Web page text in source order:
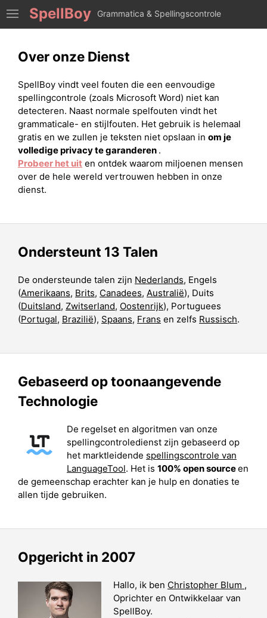
SpellBoy Grammatica & Spellingscontrole
Over onze Dienst
SpellBoy vindt veel fouten die een eenvoudige
spellingcontrole (zoals Microsoft Word) niet kan
detecteren. Naast normale spelfouten vindt het
grammaticale- en stijlfouten. Het gebruik is helemaal
gratis en we zullen je teksten niet opslaan in om je
volledige privacy te garanderen .
Probeer het uit en ontdek waarom miljoenen mensen
over de hele wereld vertrouwen hebben in onze
dienst.
Ondersteunt 13 Talen
De ondersteunde talen zijn Nederlands, Engels
(Amerikaans, Brits, Canadees, Australië), Duits
(Duitsland, Zwitserland, Oostenrijk), Portuguees
(Portugal, Brazilië), Spaans, Frans en zelfs Russisch.
Gebaseerd op toonaangevende
Technologie
De regelset en algoritmen van onze
spellingcontroledienst zijn gebaseerd op
het marktleidende spellingscontrole van
LanguageTool. Het is 100% open sourceen
de gemeenschap erachter kan je hulp en donaties te
allen tijde gebruiken.
Opgericht in 2007
Hallo, ik ben Christopher Blum ,
Oprichter en Ontwikkelaar van
SpellBoy.